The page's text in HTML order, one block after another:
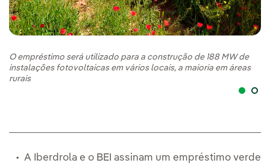
O empréstimo será utilizado para a construção de 188 MW de
instalações fotovoltaicas em vários locais, a maioria em áreas
rurais
A Iberdrola e o BEI assinam um empréstimo verde